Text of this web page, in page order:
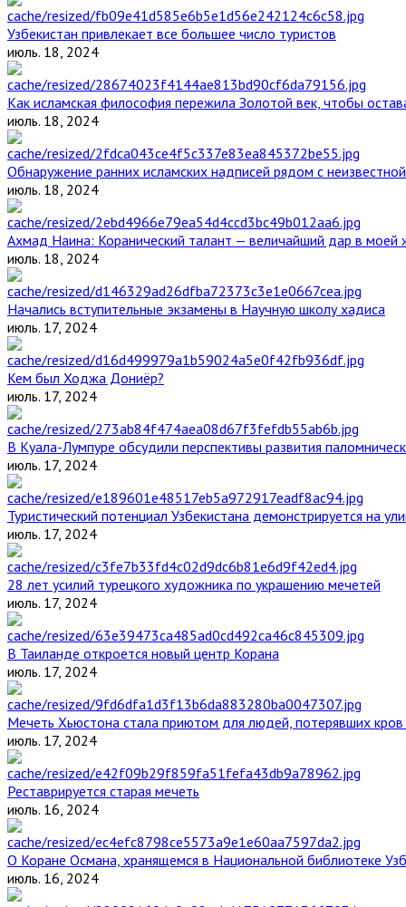
Узбекистан привлекает все большее число туристов
июль. 18, 2024
Как исламская философия пережила Золотой век, чтобы
июль. 18, 2024
Обнаружение ранних исламских надписей рядом с
июль. 18, 2024
Ахмад Наина: Коранический талант — величайший дар в моей
июль. 18, 2024
Начались вступительные экзамены в Научную школу хадиса
июль. 17, 2024
Кем был Ходжа Дониёр?
июль. 17, 2024
В Куала-Лумпуре обсудили перспективы развития
июль. 17, 2024
Туристический потенциал Узбекистана демонстрируется на
июль. 17, 2024
28 лет усилий турецкого художника по украшению мечетей
июль. 17, 2024
В Таиланде откроется новый центр Корана
июль. 17, 2024
Мечеть Хьюстона стала приютом для людей, потерявших кров
июль. 17, 2024
Реставрируется старая мечеть
июль. 16, 2024
О Коране Османа, хранящемся в Национальной библиотеке
июль. 16, 2024